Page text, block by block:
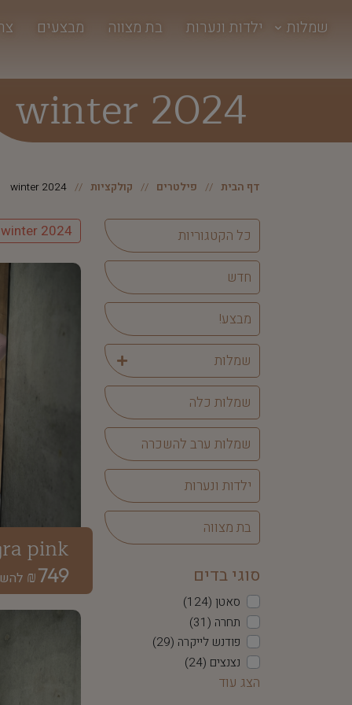
שמלות ילדות ונערות בת מצווה מבצעים
winter 2024
דף הבית פילטרים קולקציות winter 2024
כל הקטגוריות
חדש
מבצע!
שמלות
שמלות כלה
שמלות ערב להשכרה
ילדות ונערות
בת מצווה
סוגי בדים
סאטן (124)
תחרה (31)
פודנש לייקרה (29)
נצנצים (24)
מחורז (24)
winter 2024
749
₪
pink